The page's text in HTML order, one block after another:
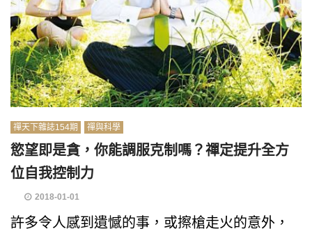
禪天下雜誌154期 禪與科學
慾望即是貪，你能調服克制嗎？禪定提升全方
位自我控制力
2018-01-01
許多令人感到遺憾的事，或擦槍走火的意外，